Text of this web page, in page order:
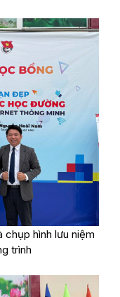
chụp hình lưu niệm
trình